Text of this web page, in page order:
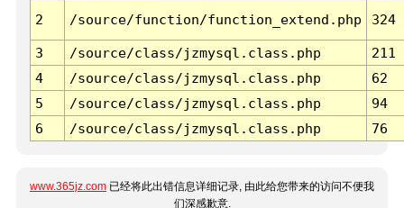
2 /source/function/function_extend.php 324
3 /source/class/jzmysql.class.php
211
4
/source/class/jzmysql.class.php
62
5
/source/class/jzmysql.class.php
94
6
/source/class/jzmysql.class.php 76
www.365jz.com 已经将此出错信息详细记录, 由此给您带来的访问不便我
们深感歉意.